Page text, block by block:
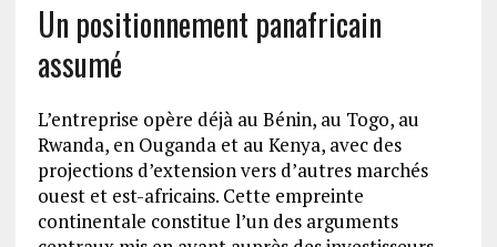
Un positionnement panafricain
assumé
L’entreprise opère déjà au Bénin, au Togo, au
Rwanda, en Ouganda et au Kenya, avec des
projections d’extension vers d’autres marchés
ouest et est-africains. Cette empreinte
continentale constitue l’un des arguments